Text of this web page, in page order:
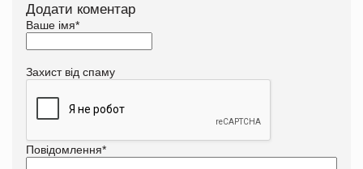
Додати коментар
Ваше імя*
Захист від спаму
Повідомлення*